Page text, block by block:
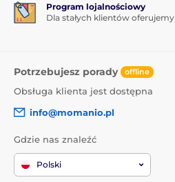
1x ochronne szkło hartowane
Program lojalnościowy
Dla stałych klientów
Potrzebujesz porady offline
Obsługa klienta jest dostępna
info@momanio.pl
Gdzie nas znaleźć
Polski